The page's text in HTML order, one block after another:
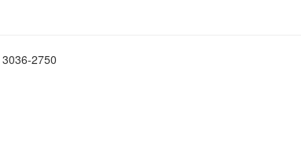
2750